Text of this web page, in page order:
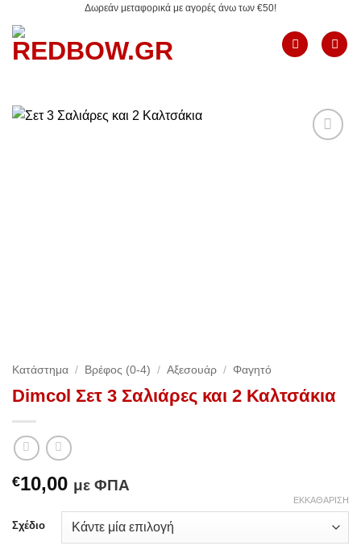
στο
περιεχόμενο
Δωρεάν μεταφορικά με αγορές άνω των €50!
Κατάστημα / Βρέφος (0-4) / Αξεσουάρ / Φαγητό
Dimcol Σετ 3 Σαλιάρες και 2 Καλτσάκια
€10,00 με ΦΠΑ
Σχέδιο
ΕΚΚΑΘΆΡΙΣΗ